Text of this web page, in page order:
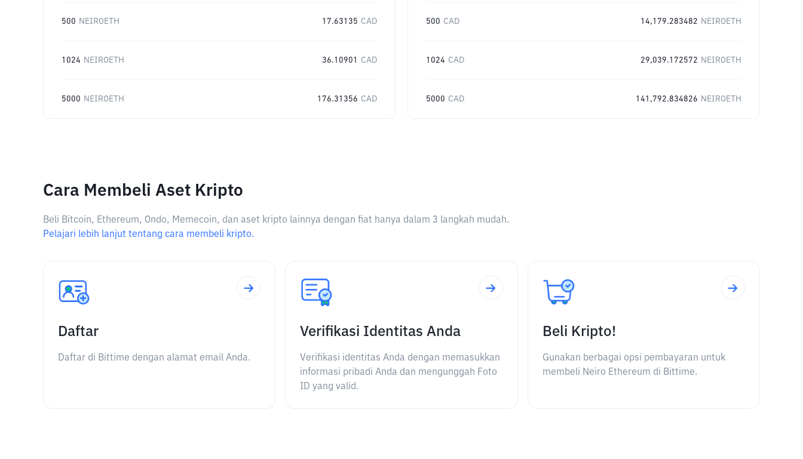
500 NEIROETH 17.63135 CAD
1024 NEIROETH 36.10901 CAD
5000 NEIROETH 176.31356 CAD
500 CAD 14,179.283482 NEIROETH
1024 CAD 29,039.172572 NEIROETH
5000 CAD 141,792.834826 NEIROETH
Cara Membeli Aset Kripto
Beli Bitcoin, Ethereum, Ondo, Memecoin, dan aset kripto lainnya dengan fiat hanya dalam 3 langkah mudah.
Pelajari lebih lanjut tentang cara membeli kripto.
Daftar
Daftar di Bittime dengan alamat email Anda.
Verifikasi Identitas Anda
Verifikasi identitas Anda dengan memasukkan
informasi pribadi Anda dan mengunggah Foto
ID yang valid.
Beli Kripto!
Gunakan berbagai opsi pembayaran untuk
membeli Neiro Ethereum di Bittime.